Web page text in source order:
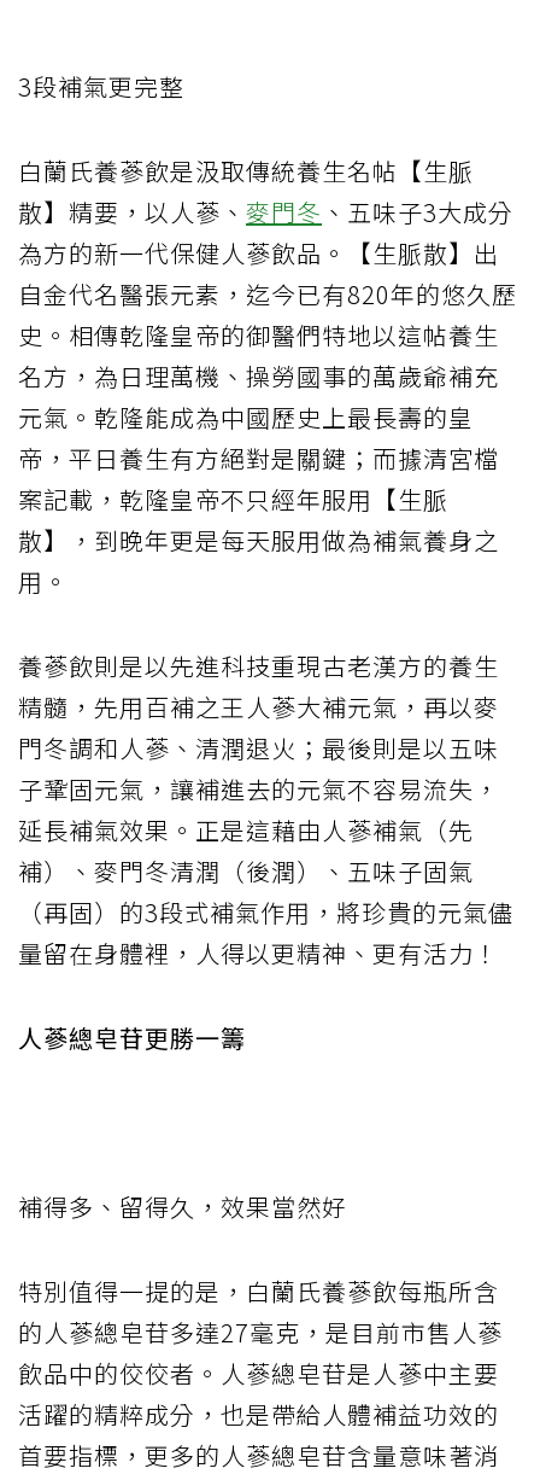
3段補氣更完整
白蘭氏養蔘飲是汲取傳統養生名帖【生脈
散】精要，以人蔘、 麥門冬 、五味子3大成分
為方的新一代保健人蔘飲品。【生脈散】出
自金代名醫張元素，迄今已有820年的悠久歷
史。相傳乾隆皇帝的御醫們特地以這帖養生
名方，為日理萬機、操勞國事的萬歲爺補充
元氣。乾隆能成為中國歷史上最長壽的皇
帝，平日養生有方絕對是關鍵；而據清宮檔
案記載，乾隆皇帝不只經年服用【生脈
散】，到晚年更是每天服用做為補氣養身之
用。
養蔘飲則是以先進科技重現古老漢方的養生
精髓，先用百補之王人蔘大補元氣，再以麥
門冬調和人蔘、清潤退火；最後則是以五味
子鞏固元氣，讓補進去的元氣不容易流失，
延長補氣效果。正是這藉由人蔘補氣（先
補）、麥門冬清潤（後潤）、五味子固氣
（再固）的3段式補氣作用，將珍貴的元氣儘
量留在身體裡，人得以更精神、更有活力！
人蔘總皂苷更勝一籌
補得多、留得久，效果當然好
特別值得一提的是，白蘭氏養蔘飲每瓶所含
的人蔘總皂苷多達27毫克，是目前市售人蔘
飲品中的佼佼者。人蔘總皂苷是人蔘中主要
活躍的精粹成分，也是帶給人體補益功效的
首要指標，更多的人蔘總皂苷含量意味著消